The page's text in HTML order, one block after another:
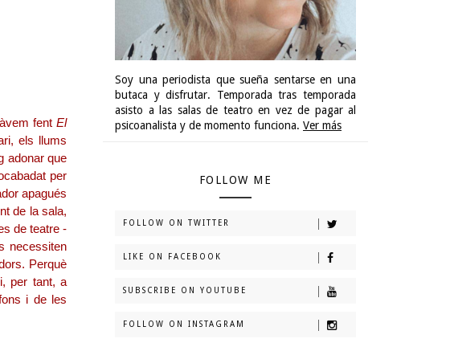
fentEl
els llums
adonar que
per
apagués
de la sala,
de teatre -
necessiten
Perquè
per tant, a
i de les
Soy una periodista que sueña sentarse en una
butaca y disfrutar. Temporada tras temporada
asisto a las salas de teatro en vez de pagar al
psicoanalista y de momento funciona. Ver más
FOLLOW ME
FOLLOW ON TWITTER
LIKE ON FACEBOOK
SUBSCRIBE ON YOUTUBE
FOLLOW ON INSTAGRAM